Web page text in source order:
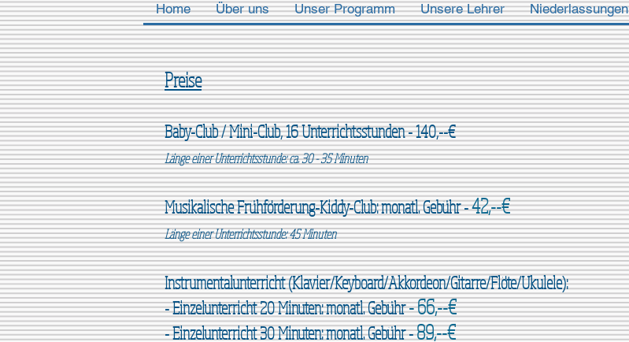
Home Über uns Unser Programm Unsere Lehrer Niederlassungen
Preise
Baby-Club / Mini-Club, 16 Unterrichtsstunden -140,--€
Länge einer Unterrichtsstunde: ca. 30 - 35 Minuten
Musikalische Frühförderung-Kiddy-Club: monatl. Gebühr -42,--€
​Länge einer Unterrichtsstunde: 45 Minuten
Instrumentalunterricht (Klavier/Keyboard/Akkordeon/Gitarre/Flöte/Ukulele):
- Einzelunterricht 20 Minuten: monatl. Gebühr- 66,--€
- Einzelunterricht 30 Minuten: monatl. Gebühr -89,--€